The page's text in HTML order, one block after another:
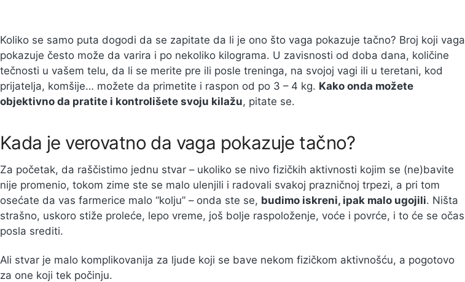
Koliko se samo puta dogodi da se zapitate da li je ono što vaga pokazuje tačno? Broj koji vaga
pokazuje često može da varira i po nekoliko kilograma. U zavisnosti od doba dana, količine
tečnosti u vašem telu, da li se merite pre ili posle treninga, na svojoj vagi ili u teretani, kod
prijatelja, komšije… možete da primetite i raspon od po 3 – 4 kg. Kako onda možete
objektivno da pratite i kontrolišete svoju kilažu, pitate se.
Kada je verovatno da vaga pokazuje tačno?
Za početak, da raščistimo jednu stvar – ukoliko se nivo fizičkih aktivnosti kojim se (ne)bavite
nije promenio, tokom zime ste se malo ulenjili i radovali svakoj prazničnoj trpezi, a pri tom
osećate da vas farmerice malo “kolju” – onda ste se, budimo iskreni, ipak malo ugojili. Ništa
strašno, uskoro stiže proleće, lepo vreme, još bolje raspoloženje, voće i povrće, i to će se očas
posla srediti.
Ali stvar je malo komplikovanija za ljude koji se bave nekom fizičkom aktivnošću, a pogotovo
za one koji tek počinju.